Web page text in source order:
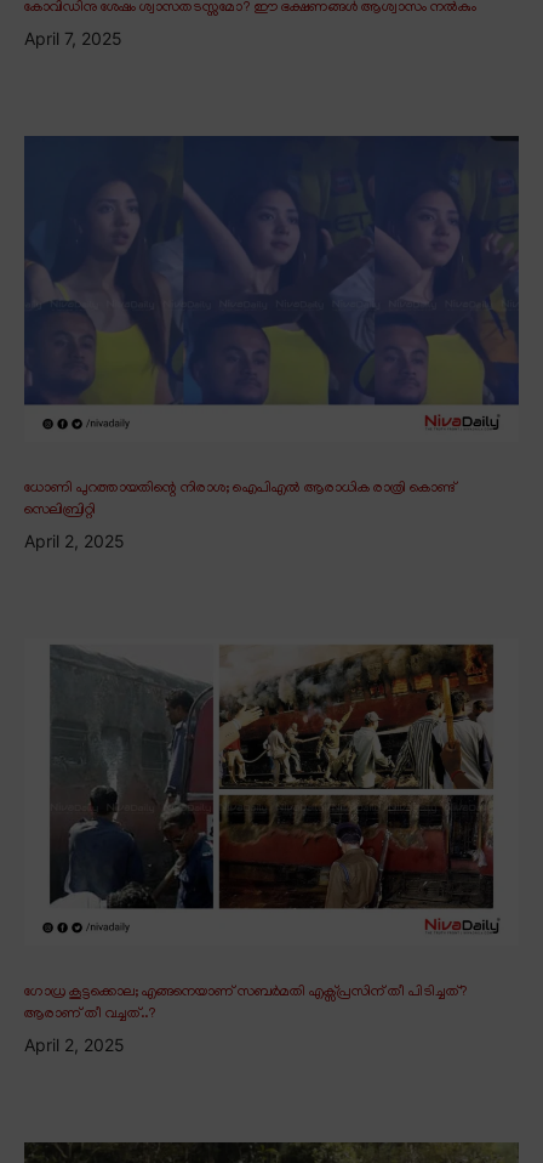
കോവിഡിനു ശേഷം ശ്വാസതടസ്സമോ? ഈ ഭക്ഷണങ്ങൾ ആശ്വാസം നൽകും
April 7, 2025
ധോണി പുറത്തായതിന്റെ നിരാശ; ഐപിഎൽ ആരാധിക രാത്രി കൊണ്ട്
സെലിബ്രിറ്റി
April 2, 2025
ഗോധ്ര കൂട്ടക്കൊല; എങ്ങനെയാണ് സബർമതി എക്സ്പ്രസിന് തീ പിടിച്ചത്?
ആരാണ് തീ വച്ചത്..?
April 2, 2025